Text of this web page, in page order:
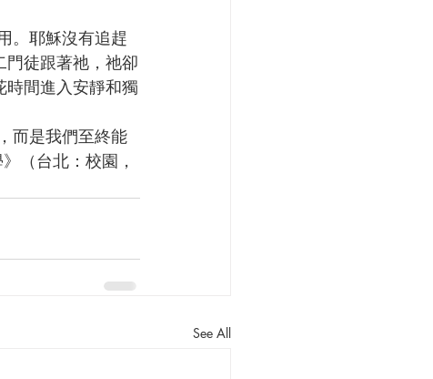
門徒跟著祂，祂卻
時間進入安靜和獨
（台北：校園，
See All